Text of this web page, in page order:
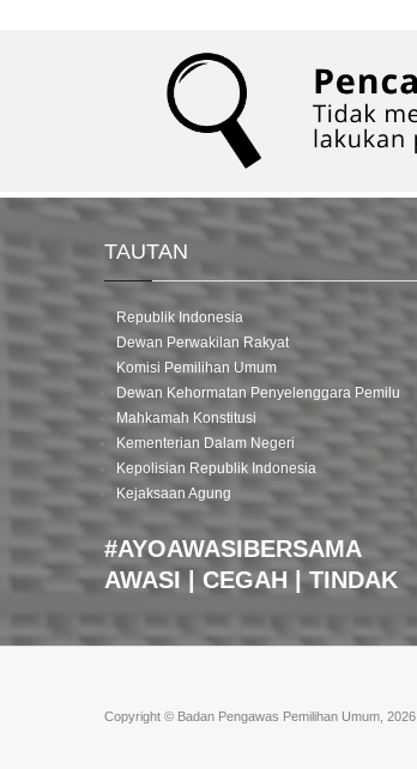
TAUTAN
Republik Indonesia
Dewan Perwakilan Rakyat
Komisi Pemilihan Umum
Dewan Kehormatan Penyelenggara Pemilu
Mahkamah Konstitusi
Kementerian Dalam Negeri
Kepolisian Republik Indonesia
Kejaksaan Agung
#AYOAWASIBERSAMA
AWASI | CEGAH | TINDAK
Copyright © Badan Pengawas Pemilihan Umum, 2026